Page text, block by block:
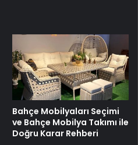
Bahçe Mobilyaları Seçimi
ve Bahçe Mobilya Takımı ile
Doğru Karar Rehberi